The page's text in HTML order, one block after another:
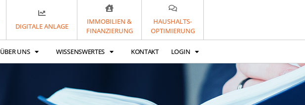
DIGITALE ANLAGE
IMMOBILIEN &
FINANZIERUNG
HAUSHALTS-
OPTIMIERUNG
ÜBER UNS WISSENSWERTES KONTAKT LOGIN